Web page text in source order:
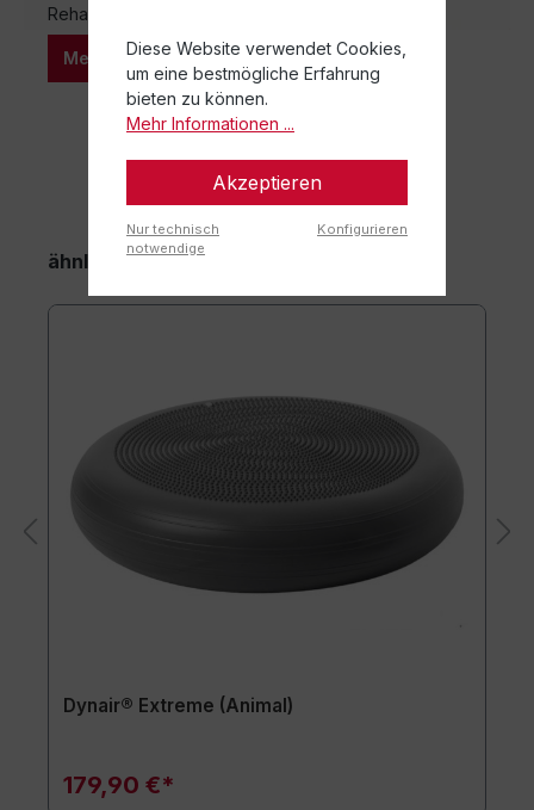
Rehabiliation, Training und nachhaltige
Leistungsfähigkeit am 29.04.2026
Mehr lesen
ähnliche Arikel
Dynair® Extreme (Animal)
179,90 €*
Diese Website verwendet Cookies,
um eine bestmögliche Erfahrung
bieten zu können.
Mehr Informationen ...
Akzeptieren
Nur technisch
notwendige
Konfigurieren